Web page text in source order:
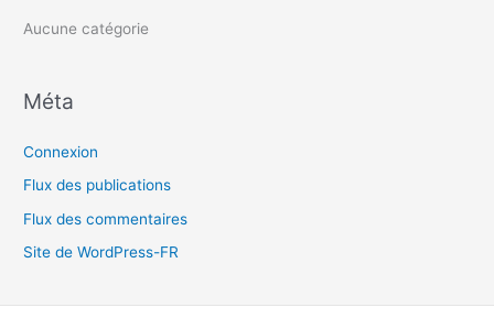
r
Aucune catégorie
Méta
Connexion
Flux des publications
Flux des commentaires
Site de WordPress-FR